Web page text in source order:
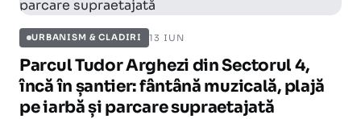
URBANISM & CLADIRI 13 IUN
Parcul Tudor Arghezi din Sectorul 4,
încă în șantier: fântână muzicală, plajă
pe iarbă și parcare supraetajată